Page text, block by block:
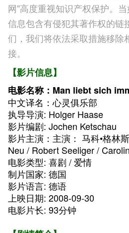
网"高度重视知识产权保护。
信息包含有侵犯其著作权的链
们，我们将依法采取措施移除
接。
【影片信息】
电影名称：Man liebt sich
中文译名：心灵俱乐部
执导导演: Holger Haase
影片编剧: Jochen Ketschau
影片主演：主演： 马科•格林
Neu / Robert Seeliger /
电影类型: 喜剧 / 爱情
制片国家: 德国
影片语言: 德语
上映日期: 2008-09-30
电影片长: 93分钟